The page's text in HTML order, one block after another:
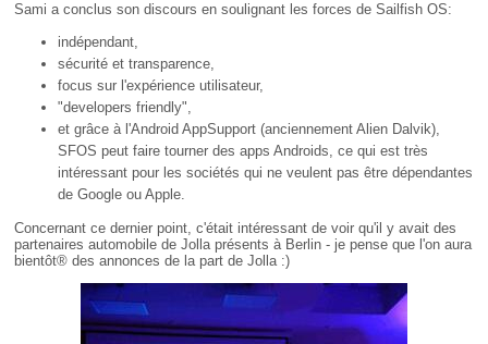
Sami a conclus son discours en soulignant les forces de Sailfish OS:
indépendant,
sécurité et transparence,
focus sur l'expérience utilisateur,
"developers friendly",
et grâce à l'Android AppSupport (anciennement Alien Dalvik),
SFOS peut faire tourner des apps Androids, ce qui est très
intéressant pour les sociétés qui ne veulent pas être dépendantes
de Google ou Apple.
Concernant ce dernier point, c'était intéressant de voir qu'il y avait des
partenaires automobile de Jolla présents à Berlin - je pense que l'on aura
bientôt® des annonces de la part de Jolla :)